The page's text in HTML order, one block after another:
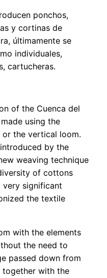
ponchos,
y cortinas de
últimamente se
individuales,
cartucheras.
of the Cuenca del
using the
the vertical loom.
by the
weaving technique
of cottons
very significant
the textile
with the elements
the need to
passed down from
together with the